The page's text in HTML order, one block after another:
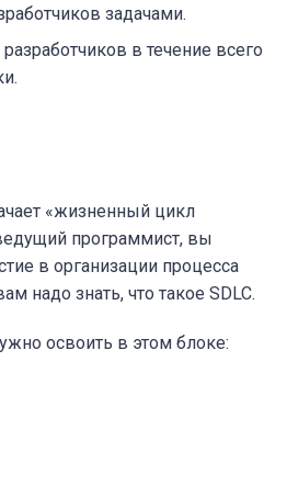
задачами.
в течение всего
«жизненный цикл
программист, вы
в организации процесса
надо знать, что такое SDLC.
освоить в этом блоке: